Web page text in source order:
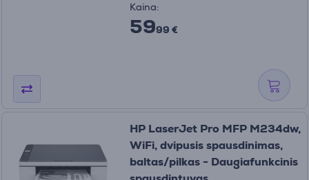
Kaina:
5999 €
HP LaserJet Pro MFP M234dw,
WiFi, dvipusis spausdinimas,
baltas/pilkas - Daugiafunkcinis